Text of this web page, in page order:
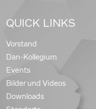
QUICK LINKS
Vorstand
Dan-Kollegium
Events
Bilder und Videos
Downloads